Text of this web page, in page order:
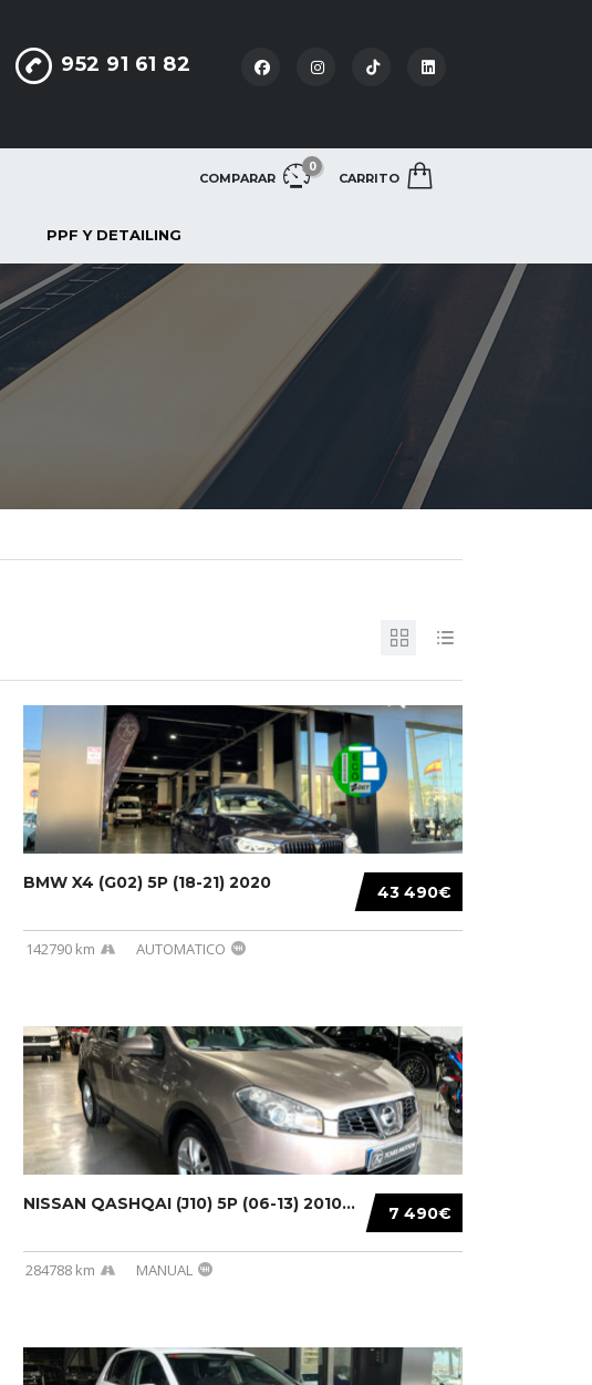
952 91 61 82
COMPARAR
0
CARRITO
PPF Y DETAILING
43 490€
BMW X4 (G02) 5P (18-21) 2020
142790 km AUTOMATICO
7 490€
NISSAN QASHQAI (J10) 5P (06-13) 2010...
284788 km MANUAL